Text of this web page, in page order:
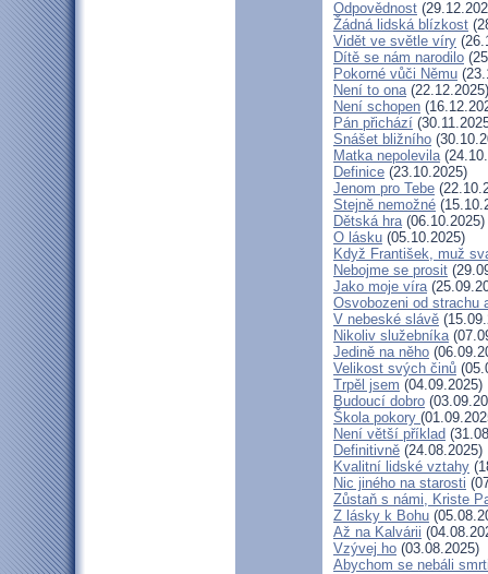
Odpovědnost
Žádná lidská blízkost
Vidět ve světle víry
Dítě se nám narodilo
Pokorné vůči Němu
Není to ona(22.12.2025)
Není schopen
Pán přichází
Snášet bližního
Matka nepolevila
Definice (23.10.2025)
Jenom pro Tebe
Stejně nemožné
Dětská hra(06.10.2025)
O lásku (05.10.2025)
Když František, muž
Nebojme se prosit
Jako moje víra
Osvobozeni od strachu
V nebeské slávě
Nikoliv služebníka
Jedině na něho
Velikost svých činů
Trpěl jsem (04.09.2025)
Budoucí dobro
Škola pokory
Není větší příklad
Definitivně (24.08.2025)
Kvalitní lidské vztahy
Nic jiného na starosti
Zůstaň s námi, Kriste
Z lásky k Bohu
Až na Kalvárii
Vzývej ho (03.08.2025)
Abychom se nebáli